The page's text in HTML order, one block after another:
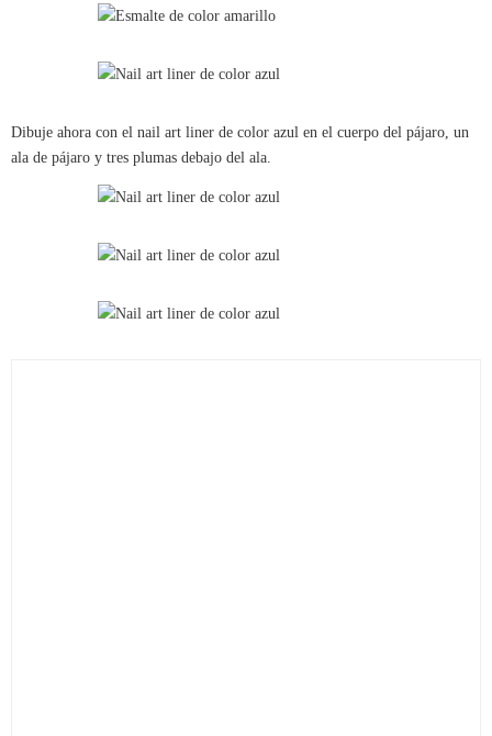
Dibuje ahora con el nail art liner de color azul en el cuerpo del pájaro, un
ala de pájaro y tres plumas debajo del ala.